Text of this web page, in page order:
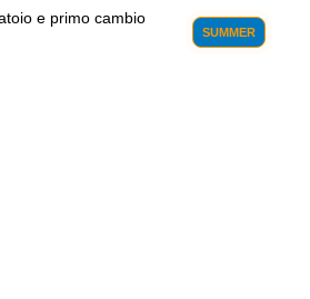
SUMMER